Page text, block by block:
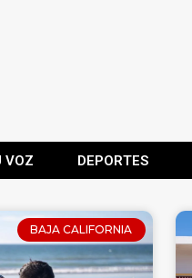
VOZ DEPORTES
BAJA CALIFORNIA